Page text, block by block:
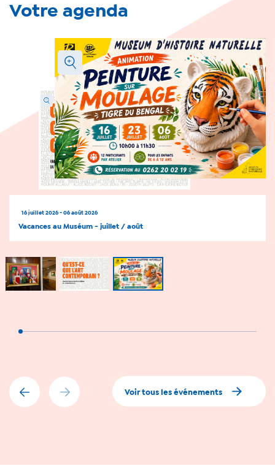
Votre agenda
16 juillet 2026 - 06 août 2026
Vacances au Muséum - juillet / août
Voir tous les événements